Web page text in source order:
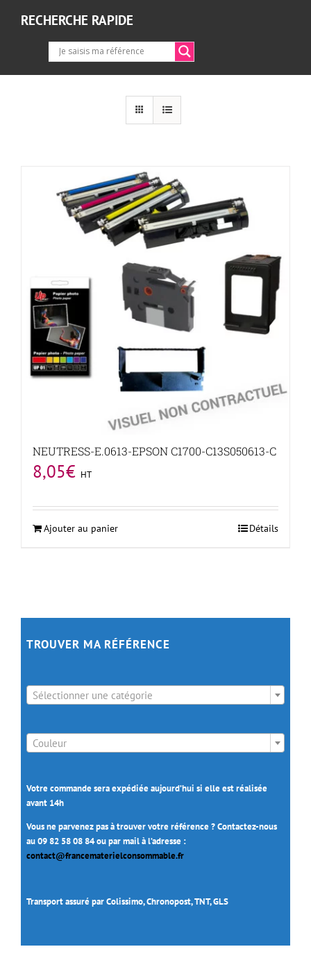
RECHERCHE RAPIDE
NEUTRESS-E.0613-EPSON C1700-C13S050613-C
8,05€ HT
Ajouter au panier Détails
TROUVER MA RÉFÉRENCE
Sélectionner une catégorie
Couleur
Votre commande sera expédiée aujourd’hui si elle est réalisée
avant 14h
Vous ne parvenez pas à trouver votre référence ? Contactez-nous
au 09 82 58 08 84 ou par mail à l’adresse :
contact@francematerielconsommable.fr
Transport assuré par Colissimo, Chronopost, TNT, GLS